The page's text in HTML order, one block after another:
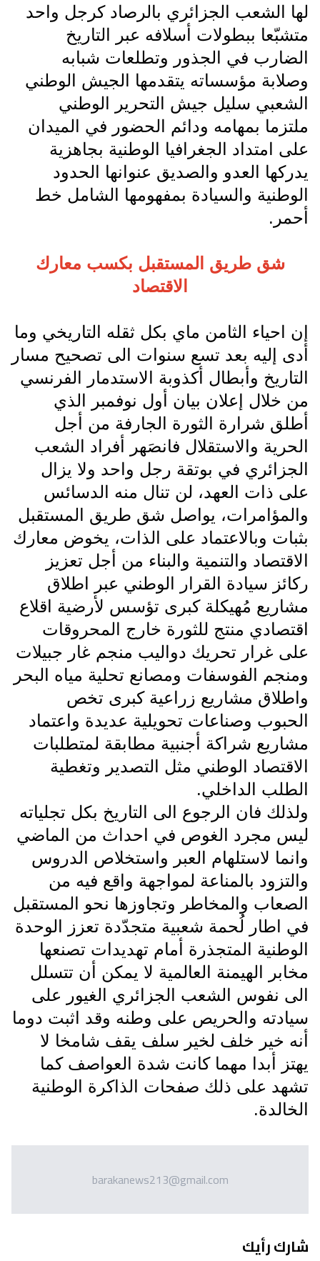
لها الشعب الجزائري بالرصاد كرجل واحد
متشبّعا ببطولات أسلافه عبر التاريخ
الضارب في الجذور وتطلعات شبابه
وصلابة مؤسساته يتقدمها الجيش الوطني
الشعبي سليل جيش التحرير الوطني
ملتزما بمهامه ودائم الحضور في الميدان
على امتداد الجغرافيا الوطنية بجاهزية
يدركها العدو والصديق عنوانها الحدود
الوطنية والسيادة بمفهومها الشامل خط
أحمر.
شق طريق المستقبل بكسب معارك
الاقتصاد
إن احياء الثامن ماي بكل ثقله التاريخي وما
أدى إليه بعد تسع سنوات الى تصحيح مسار
التاريخ وأبطال أكذوبة الاستدمار الفرنسي
من خلال إعلان بيان أول نوفمبر الذي
أطلق شرارة الثورة الجارفة من أجل
الحرية والاستقلال فانصَهر أفراد الشعب
الجزائري في بوتقة رجل واحد ولا يزال
على ذات العهد، لن تنال منه الدسائس
والمؤامرات، يواصل شق طريق المستقبل
بثبات وبالاعتماد على الذات، يخوض معارك
الاقتصاد والتنمية والبناء من أجل تعزيز
ركائز سيادة القرار الوطني عبر اطلاق
مشاريع مُهيكلة كبرى تؤسس لأرضية اقلاع
اقتصادي منتج للثورة خارج المحروقات
على غرار تحريك دواليب منجم غار جبيلات
ومنجم الفوسفات ومصانع تحلية مياه البحر
واطلاق مشاريع زراعية كبرى تخص
الحبوب وصناعات تحويلية عديدة واعتماد
مشاريع شراكة أجنبية مطابقة لمتطلبات
الاقتصاد الوطني مثل التصدير وتغطية
الطلب الداخلي.
ولذلك فان الرجوع الى التاريخ بكل تجلياته
ليس مجرد الغوص في احداث من الماضي
وانما لاستلهام العبر واستخلاص الدروس
والتزود بالمناعة لمواجهة واقع فيه من
الصعاب والمخاطر وتجاوزها نحو المستقبل
في اطار لُحمة شعبية متجدّدة تعزز الوحدة
الوطنية المتجذرة أمام تهديدات تصنعها
مخابر الهيمنة العالمية لا يمكن أن تتسلل
الى نفوس الشعب الجزائري الغيور على
سيادته والحريص على وطنه وقد اثبت دوما
أنه خير خلف لخير سلف يقف شامخا لا
يهتز أبدا مهما كانت شدة العواصف كما
تشهد على ذلك صفحات الذاكرة الوطنية
الخالدة.
barakanews213@gmail.com
شارك رأيك